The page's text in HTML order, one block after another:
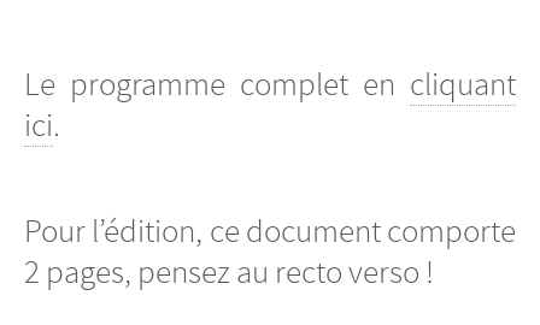
Le programme complet en cliquant
ici.
Pour l’édition, ce document comporte
2 pages, pensez au recto verso !